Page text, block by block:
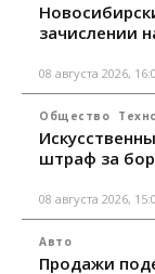
зачислении
08 августа 2026,
Общество
штраф за
08 августа 2026,
Авто
Продажи